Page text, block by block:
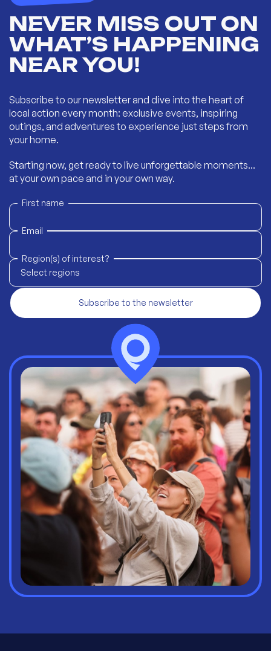
NEVER MISS OUT ON
WHAT’S HAPPENING
NEAR YOU!
Subscribe to our newsletter and dive into the heart of
local action every month: exclusive events, inspiring
outings, and adventures to experience just steps from
your home.
Starting now, get ready to live unforgettable moments...
at your own pace and in your own way.
First name
Email
Region(s) of interest?
Select regions
Subscribe to the newsletter